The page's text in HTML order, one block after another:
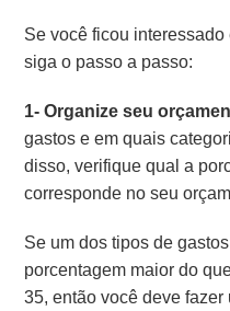
Se você ficou
siga o passo a passo:
1- Organize seu
gastos e em quais
disso, verifique qual a
corresponde no seu
Se um dos tipos de
porcentagem maior do
35, então você deve